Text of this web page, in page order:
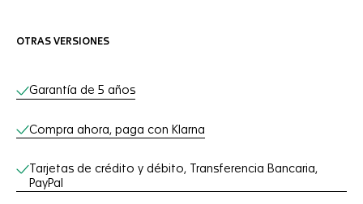
OTRAS VERSIONES
Servicios online
Garantía de 5 años
Compra ahora, paga con Klarna
Tarjetas de crédito y débito, Transferencia Bancaria,
PayPal